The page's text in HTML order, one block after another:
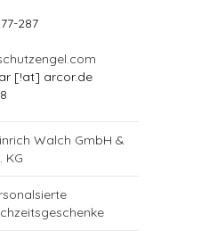
287
[!at] arcor.de
Walch GmbH &
KG